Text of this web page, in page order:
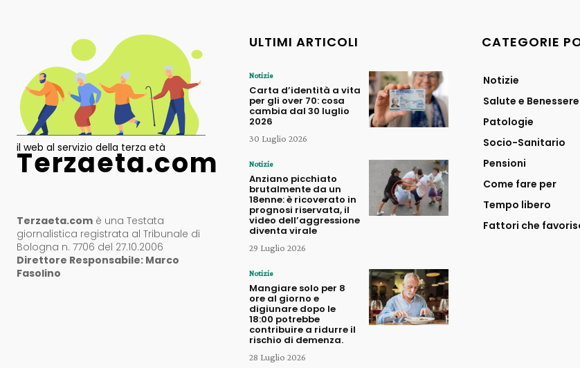
il web al servizio della terza età
Terzaeta.com
Terzaeta.com è una Testata
giornalistica registrata al Tribunale di
Bologna n. 7706 del 27.10.2006
Direttore Responsabile: Marco
Fasolino
ULTIMI ARTICOLI
Notizie
Carta d’identità a vita
per gli over 70: cosa
cambia dal 30 luglio
2026
30 Luglio 2026
Notizie
Anziano picchiato
brutalmente da un
18enne: è ricoverato in
prognosi riservata, il
video dell’aggressione
diventa virale
29 Luglio 2026
Notizie
Mangiare solo per 8
ore al giorno e
digiunare dopo le
18:00 potrebbe
contribuire a ridurre il
rischio di demenza.
28 Luglio 2026
CATEGORIE
Notizie
Salute e Benessere
Patologie
Socio-Sanitario
Pensioni
Come fare per
Tempo libero
Fattori che